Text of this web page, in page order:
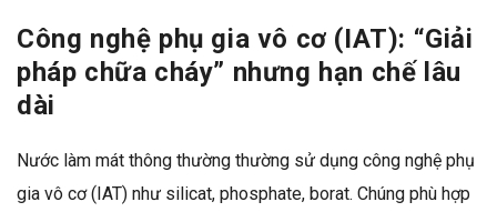
Công nghệ phụ gia vô cơ (IAT): “Giải
pháp chữa cháy” nhưng hạn chế lâu
dài
Nước làm mát thông thường thường sử dụng công nghệ phụ
gia vô cơ (IAT) như silicat, phosphate, borat. Chúng phù hợp